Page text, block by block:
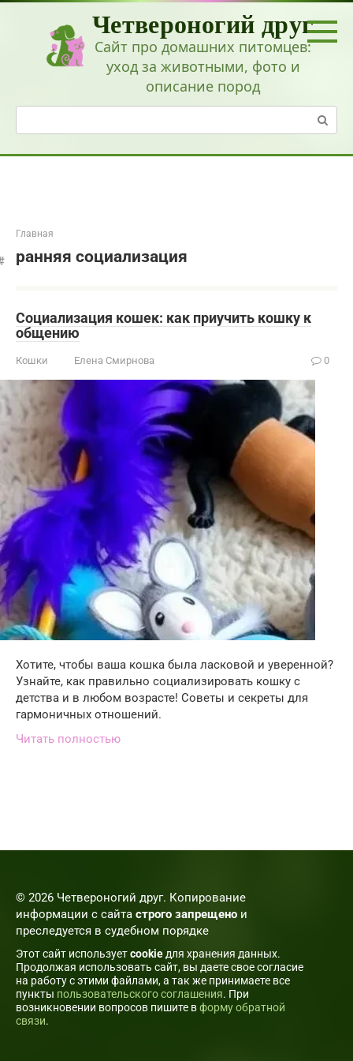
Перейти
Четвероногий друг
Сайт про домашних питомцев:
уход за животными, фото и
описание пород
Поиск:
Главная
ранняя социализация
Социализация кошек: как приучить кошку к
общению
Кошки Елена Смирнова 0
Хотите, чтобы ваша кошка была ласковой и уверенной?
Узнайте, как правильно социализировать кошку с
детства и в любом возрасте! Советы и секреты для
гармоничных отношений.
Читать полностью
© 2026 Четвероногий друг. Копирование
информации с сайта строго запрещено и
преследуется в судебном порядке
Этот сайт используетcookie для хранения данных.
Продолжая использовать сайт, вы даете свое согласие
на работу с этими файлами, а так же принимаете все
пункты пользовательского соглашения. При
возникновении вопросов пишите вформу обратной
связи.